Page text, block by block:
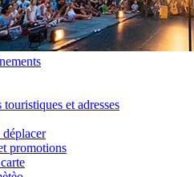
et adresses
promotions